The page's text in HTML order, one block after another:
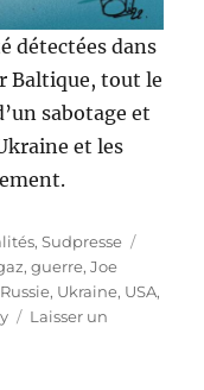
détectées dans
Baltique, tout le
sabotage et
et les
,Sudpresse
,guerre,Joe
Russie, Ukraine, USA,
Laisser un